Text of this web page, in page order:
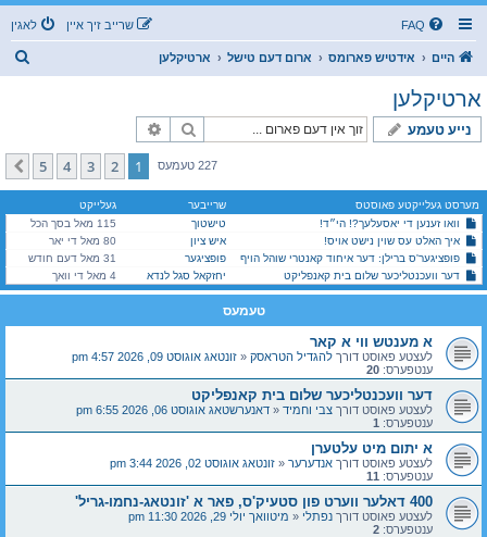
FAQ לאגין שרייב זיך איין
היים אידטיש פארומס ארום דעם טישל ארטיקלען
ארטיקלען
נייע טעמע זוך
227 טעמעס 1
2
3
4
5
קומענדיגע
מערסט געלייקטע פאוסטס שרייבער
געלייקט
וואו זענען די יאסעלעך?! הי״ד!
טישטוך
115 מאל בסך הכל
איך האלט עס שוין נישט אויס!
איש ציון
80 מאל די יאר
פופציגער'ס ברילן: דער איחוד קאנטרי שוהל הויף
פופציגער
31 מאל דעם חודש
דער וועכנטליכער שלום בית קאנפליקט
יחזקאל סגל לנדא 4 מאל די וואך
טעמעס
א מענטש ווי א קאר
לעצטע פאוסט דורך להגדיל הטראסק « זונטאג אוגוסט 09, 2026 4:57 pm
ענטפערס: 20
דער וועכנטליכער שלום בית קאנפליקט
לעצטע פאוסט דורך צבי וחמיד « דאנערשטאג אוגוסט 06, 2026 6:55 pm
ענטפערס: 1
א יתום מיט עלטערן
לעצטע פאוסט דורך אנדערער « זונטאג אוגוסט 02, 2026 3:44 pm
ענטפערס: 11
400 דאלער ווערט פון סטעיק'ס, פאר א 'זונטאג-נחמו-גריל'
לעצטע פאוסט דורך נפתלי « מיטוואך יולי 29, 2026 11:30 pm
ענטפערס: 2